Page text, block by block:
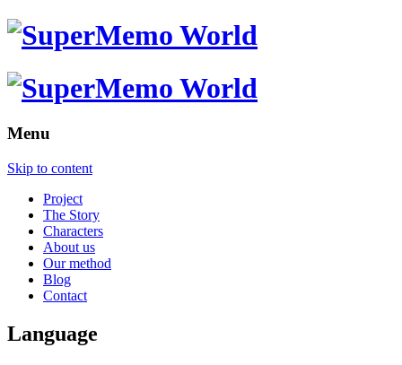
Menu
Skip to content
Project
The Story
Characters
About us
Our method
Blog
Contact
Language